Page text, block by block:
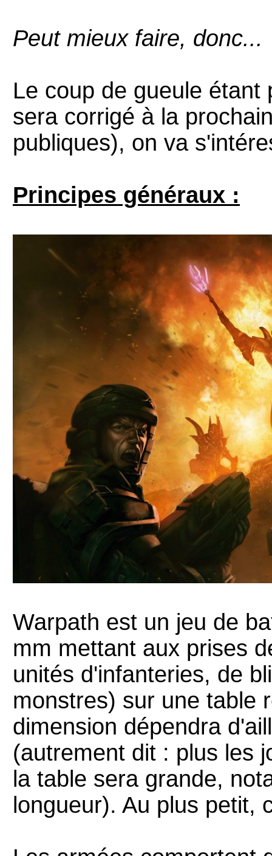
Peut mieux faire, donc...
Le coup de gueule
sera corrigé à la
publiques), on va
Principes généraux :
Warpath est un jeu de
mm mettant aux prises
unités d'infanteries, de
monstres) sur une table
dimension dépendra
(autrement dit : plus les
la table sera grande,
longueur). Au plus petit,